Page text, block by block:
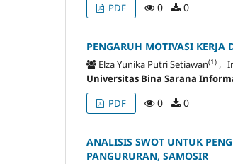
PDF 0 0
PENGARUH MOTIVASI KERJA
Elza Yunika Putri Setiawan(1) ,
Universitas Bina Sarana
PDF 0 0
ANALISIS SWOT UNTUK
PANGURURAN, SAMOSIR